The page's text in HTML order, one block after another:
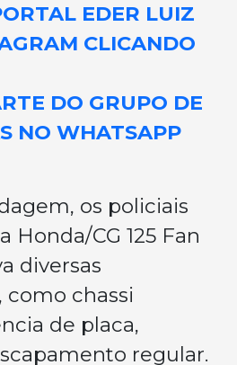
EDER LUIZ
CLICANDO
DO GRUPO DE
NO WHATSAPP
os policiais
Honda/CG 125 Fan
diversas
como chassi
de placa,
regular.